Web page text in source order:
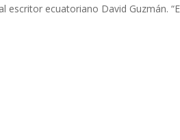
escritor ecuatoriano David Guzmán.